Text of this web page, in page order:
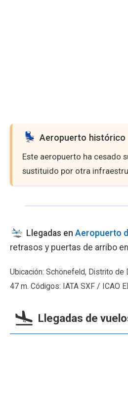
Aeropuerto histórico
Este aeropuerto ha cesado
sustituido por otra
Llegadas en Aeropuerto
retrasos y puertas de arribo
Ubicación: Schönefeld, Distrito de
47 m. Códigos: IATA SXF / ICAO
Llegadas de